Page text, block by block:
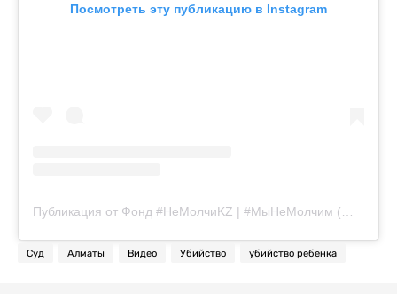
Посмотреть эту публикацию в Instagram
Публикация от Фонд #НеМолчиKZ | #МыНеМолчим (@nemolchikz_official)
Суд Алматы Видео Убийство убийство ребенка